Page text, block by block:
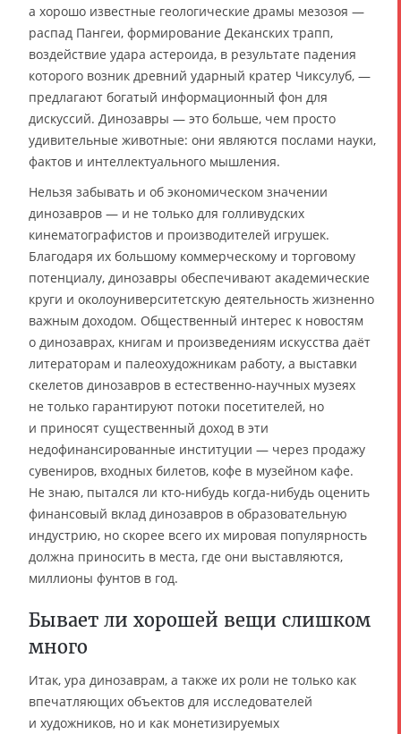
а хорошо известные геологические драмы мезозоя —
распад Пангеи, формирование Деканских трапп,
воздействие удара астероида, в результате падения
которого возник древний ударный кратер Чиксулуб, —
предлагают богатый информационный фон для
дискуссий. Динозавры — это больше, чем просто
удивительные животные: они являются послами науки,
фактов и интеллектуального мышления.
Нельзя забывать и об экономическом значении
динозавров — и не только для голливудских
кинематографистов и производителей игрушек.
Благодаря их большому коммерческому и торговому
потенциалу, динозавры обеспечивают академические
круги и околоуниверситетскую деятельность жизненно
важным доходом. Общественный интерес к новостям
о динозаврах, книгам и произведениям искусства даёт
литераторам и палеохудожникам работу, а выставки
скелетов динозавров в естественно-научных музеях
не только гарантируют потоки посетителей, но
и приносят существенный доход в эти
недофинансированные институции — через продажу
сувениров, входных билетов, кофе в музейном кафе.
Не знаю, пытался ли кто-нибудь когда-нибудь оценить
финансовый вклад динозавров в образовательную
индустрию, но скорее всего их мировая популярность
должна приносить в места, где они выставляются,
миллионы фунтов в год.
Бывает ли хорошей вещи слишком
много
Итак, ура динозаврам, а также их роли не только как
впечатляющих объектов для исследователей
и художников, но и как монетизируемых